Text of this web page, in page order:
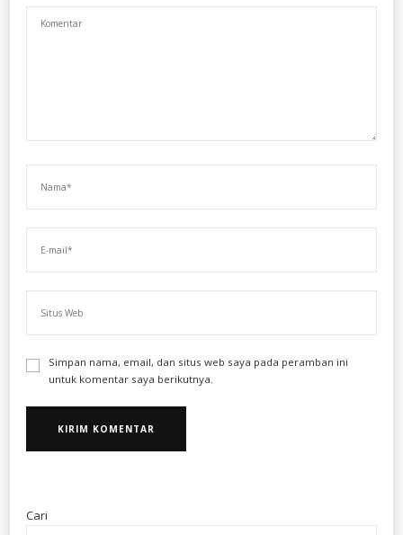
Simpan nama, email, dan situs web saya pada peramban ini
untuk komentar saya berikutnya.
Cari